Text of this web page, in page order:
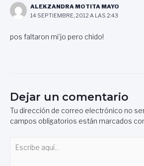
ALEKZANDRA MOTITA MAYO
14 SEPTIEMBRE, 2012 A LAS 2:43
pos faltaron mi’jo pero chido!
Dejar un comentario
Tu dirección de correo electrónico no
campos obligatorios están marcados
aquí...